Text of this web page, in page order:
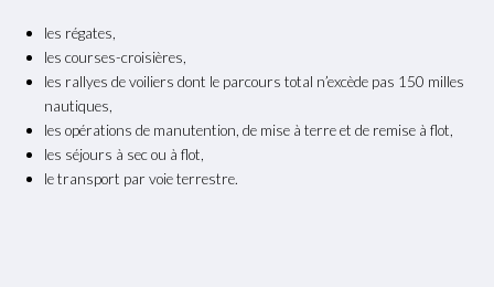
les régates,
les courses-croisières,
les rallyes de voiliers dont le parcours total n’excède pas 150 milles
nautiques,
les opérations de manutention, de mise à terre et de remise à flot,
les séjours à sec ou à flot,
le transport par voie terrestre.